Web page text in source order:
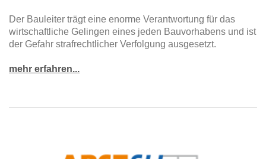
Der Bauleiter trägt eine enorme Verantwortung für das
wirtschaftliche Gelingen eines jeden Bauvorhabens und ist
der Gefahr strafrechtlicher Verfolgung ausgesetzt.
mehr erfahren...